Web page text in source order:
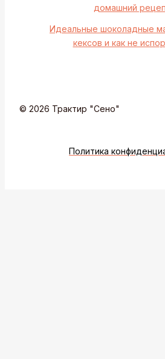
домашний
Идеальные шоколадные
кексов и как не
© 2026 Трактир "Сено"
Политика